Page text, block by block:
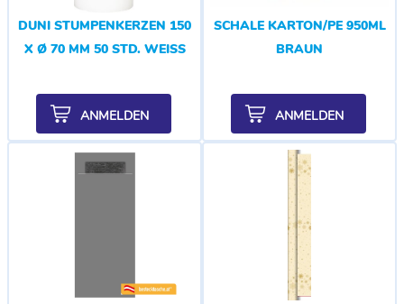
DUNI STUMPENKERZEN 150
X Ø 70 MM 50 STD. WEISS
ANMELDEN
SCHALE KARTON/PE 950ML
BRAUN
ANMELDEN